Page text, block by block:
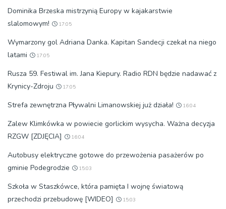
Dominika Brzeska mistrzynią Europy w kajakarstwie
slalomowym!
17:05
Wymarzony gol Adriana Danka. Kapitan Sandecji czekał na niego
latami
17:05
Rusza 59. Festiwal im. Jana Kiepury. Radio RDN będzie nadawać z
Krynicy-Zdroju
17:05
Strefa zewnętrzna Pływalni Limanowskiej już działa! 16:04
Zalew Klimkówka w powiecie gorlickim wysycha. Ważna decyzja
RZGW [ZDJĘCIA]
16:04
Autobusy elektryczne gotowe do przewożenia pasażerów po
gminie Podegrodzie
15:03
Szkoła w Staszkówce, która pamięta I wojnę światową
przechodzi przebudowę [WIDEO]
15:03